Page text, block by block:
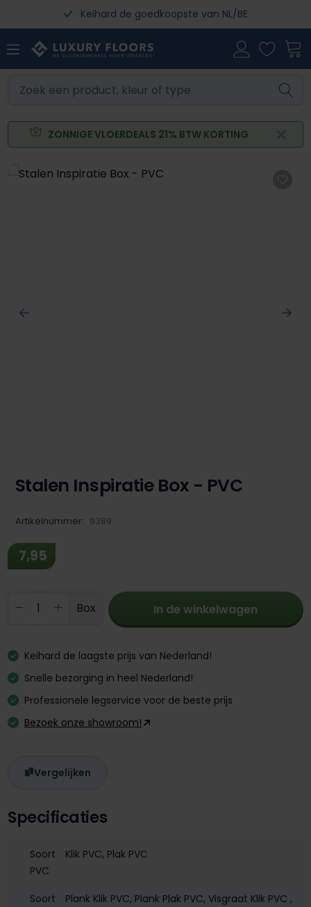
Ga naar de hoofdinhoudKeihard de goedkoopste van NL/BE
ZONNIGE VLOERDEALS 21% BTW KORTING
Afbeeldingengalerij overslaan
Specificaties
Soort
PVC
Klik PVC, Plak PVC
Soort Plank Klik PVC, Plank Plak PVC, Visgraat Klik PVC ,
Stalen Inspiratie Box - PVC
Artikelnummer: 9389
7,95
Producthoeveelheid: Voer de
Box In de winkelwagen
Keihard de laagste prijs van Nederland!
Snelle bezorging in heel Nederland!
Professionele legservice voor de beste prijs
Bezoek onze showroom!
Vergelijken